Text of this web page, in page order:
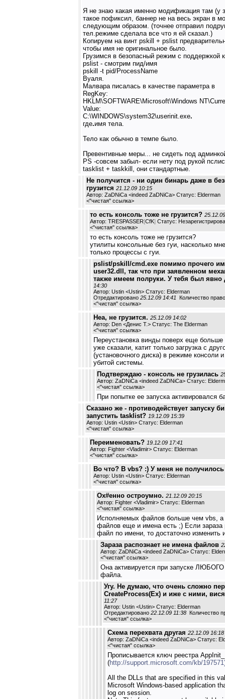
Я не знаю какая именно модификация там (у
такое пофиксил, баннер не на весь экран в
следующим образом. (точнее отправил
тел.режиме сделала все что я ей сказал.)
Копируем на винт pskill + pslist
чтобы имя не оригинальное было.
Грузимся в безопасный режим с поддержкой
pslist - смотрим пид/имя
pskill -t pid/ProcessName
Вуаля.
Малвара писалась в качестве параметра в
RegKey:
HKLM\SOFTWARE\Microsoft\Windows
Value:
C:\WINDOWS\system32\userinit.exe.
где.имя тела.
Тело как обычно в темпе было.
Превентивные меры... не сидеть под
PS -совсем забыл- если нету под рукой
tasklist + taskkill, они стандартные.
Не получится - ни один бинарь даже в
грузится 21.12.09 10:15
Автор: ZaDNiCa <indeed ZaDNiCa> Статус: Elderman
<"чистая" ссылка>
то есть консоль тоже не грузится?
Автор: TRESPASSER[CfK] Статус:
<"чистая" ссылка>
то есть консоль тоже не грузится?
утилиты консольные без гуи, насколько
только процессы с гуи.
pslist/pskill/cmd.exe помимо прочего
user32.dll, так что при заявленном
также имеем полруки. У тебя был явно
14:30
Автор: Ustin <Ustin> Статус: Elderman
Отредактировано 25.12.09 14:41 Количество
<"чистая" ссылка>
Неа, не грузится. 25.12.09 14:02
Автор: Den <Денис Т.> Статус: The Elderman
<"чистая" ссылка>
Переустановка винды поверх еще больше
уже сказали, катит только загрузка с
(установочного диска) в режиме консоли
убитой системы.
Подтверждаю - консоль не грузилась
Автор: ZaDNiCa <indeed ZaDNiCa> Статус:
<"чистая" ссылка>
При попытке ее запуска активировался
Сказано же - противодействует запуску
запустить tasklist? 19.12.09 15:39
Автор: Ustin <Ustin> Статус: Elderman
<"чистая" ссылка>
Переименовать? 19.12.09 17:41
Автор: Fighter <Vladimir> Статус: Elderman
<"чистая" ссылка>
Во что? В vbs? :) У меня не получилось
Автор: Ustin <Ustin> Статус: Elderman
<"чистая" ссылка>
Ох#енно остроумно. 21.12.09 20:15
Автор: Fighter <Vladimir> Статус: Elderman
<"чистая" ссылка>
Исполняемых файлов больше чем vbs, а
файлов еще и имена есть ;) Если зараза
файл по имени, то достаточно изменить
Зараза распознает не имена файлов
Автор: ZaDNiCa <indeed ZaDNiCa> Статус:
<"чистая" ссылка>
Она активируется при запуске ЛЮБОГО
файла.
Угу. Не думаю, что очень сложно
CreateProcess(Ex) и иже с ними,
11:27
Автор: Ustin <Ustin> Статус: Elderman
Отредактировано 22.12.09 11:38 Количество
<"чистая" ссылка>
Схема перехвата другая 22.12.09 16:18
Автор: ZaDNiCa <indeed ZaDNiCa> Статус:
<"чистая" ссылка>
Прописывается ключ реестра
(http://support.microsoft.com/kb/
All the DLLs that are specified in this
Microsoft Windows-based application
log on session.